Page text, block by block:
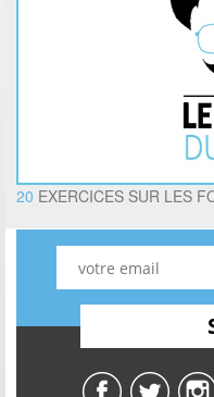
20 EXERCICES SUR LES